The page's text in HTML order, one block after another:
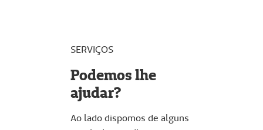
SERVIÇOS
Podemos lhe
ajudar?
Ao lado dispomos de alguns